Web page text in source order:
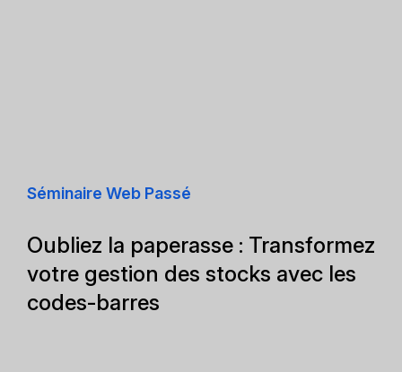
Séminaire Web Passé
Oubliez la paperasse : Transformez
votre gestion des stocks avec les
codes-barres